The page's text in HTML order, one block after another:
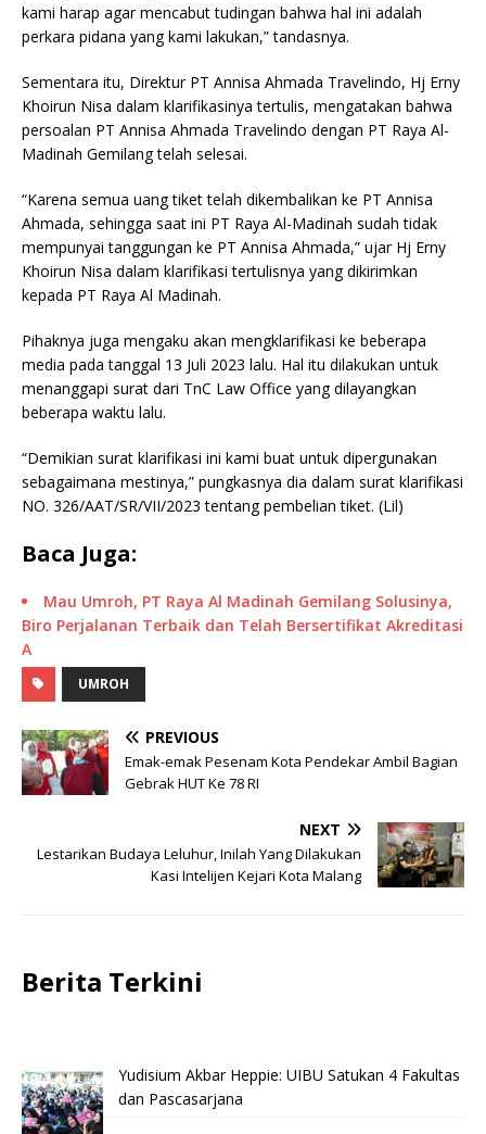
kami harap agar mencabut tudingan bahwa hal ini adalah
perkara pidana yang kami lakukan,” tandasnya.
Sementara itu, Direktur PT Annisa Ahmada Travelindo, Hj Erny
Khoirun Nisa dalam klarifikasinya tertulis, mengatakan bahwa
persoalan PT Annisa Ahmada Travelindo dengan PT Raya Al-
Madinah Gemilang telah selesai.
“Karena semua uang tiket telah dikembalikan ke PT Annisa
Ahmada, sehingga saat ini PT Raya Al-Madinah sudah tidak
mempunyai tanggungan ke PT Annisa Ahmada,” ujar Hj Erny
Khoirun Nisa dalam klarifikasi tertulisnya yang dikirimkan
kepada PT Raya Al Madinah.
Pihaknya juga mengaku akan mengklarifikasi ke beberapa
media pada tanggal 13 Juli 2023 lalu. Hal itu dilakukan untuk
menanggapi surat dari TnC Law Office yang dilayangkan
beberapa waktu lalu.
“Demikian surat klarifikasi ini kami buat untuk dipergunakan
sebagaimana mestinya,” pungkasnya dia dalam surat klarifikasi
NO. 326/AAT/SR/VII/2023 tentang pembelian tiket. (Lil)
Baca Juga:
Mau Umroh, PT Raya Al Madinah Gemilang Solusinya,
Biro Perjalanan Terbaik dan Telah Bersertifikat Akreditasi
A
UMROH
PREVIOUS
Emak-emak Pesenam Kota Pendekar Ambil Bagian
Gebrak HUT Ke 78 RI
NEXT
Lestarikan Budaya Leluhur, Inilah Yang Dilakukan
Kasi Intelijen Kejari Kota Malang
Berita Terkini
Yudisium Akbar Heppie: UIBU Satukan 4 Fakultas
dan Pascasarjana